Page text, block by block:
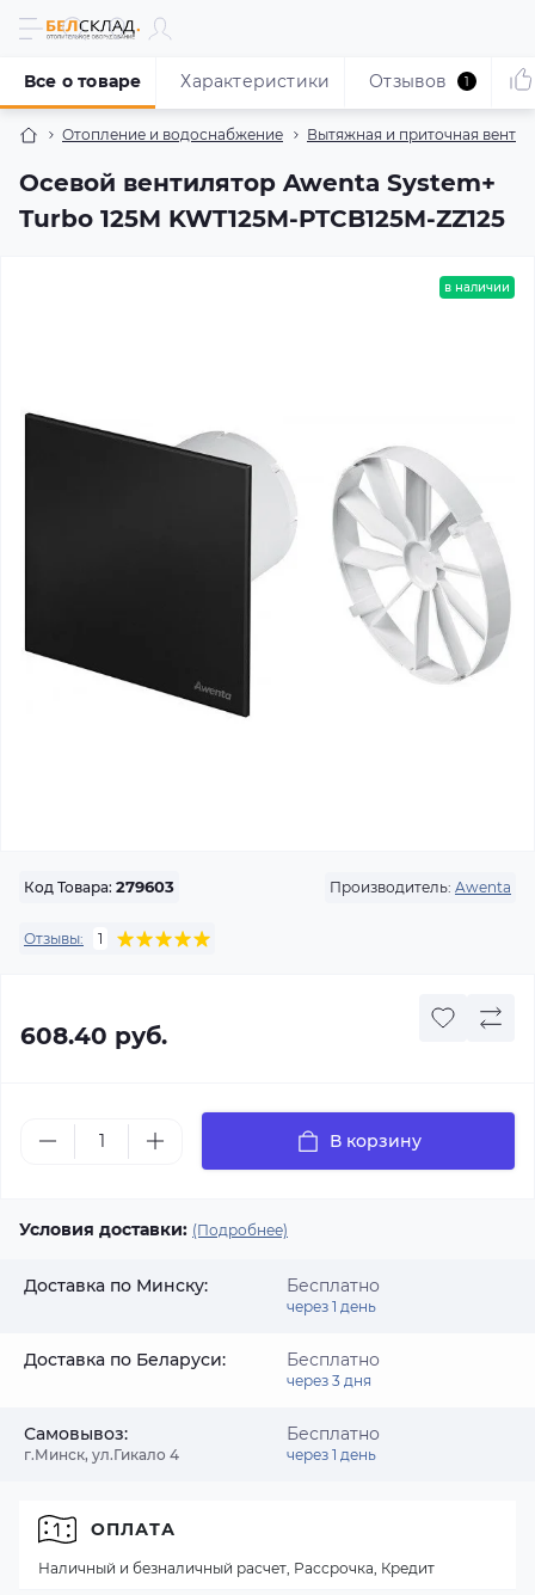
Отопление и водоснабжение Вытяжная и приточная
Осевой вентилятор Awenta System+
Turbo 125M KWT125M-PTCB125M-ZZ125
Все о товаре Характеристики Отзывов 1
в наличии
Код Товара: 279603 Производитель: Awenta
Отзывы: 1
608.40 руб.
В корзину
Условия доставки: (Подробнее)
Доставка по Минску: Бесплатно
через 1 день
Доставка по Беларуси: Бесплатно
через 3 дня
Самовывоз:
г.Минск, ул.Гикало 4
Бесплатно
через 1 день
ОПЛАТА
Наличный и безналичный расчет, Рассрочка, Кредит